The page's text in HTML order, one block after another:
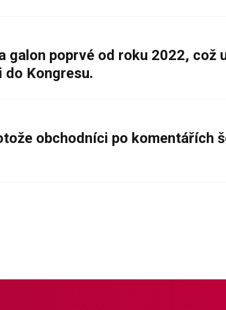
galon poprvé od roku 2022, což
Kongresu.
obchodníci po komentářích